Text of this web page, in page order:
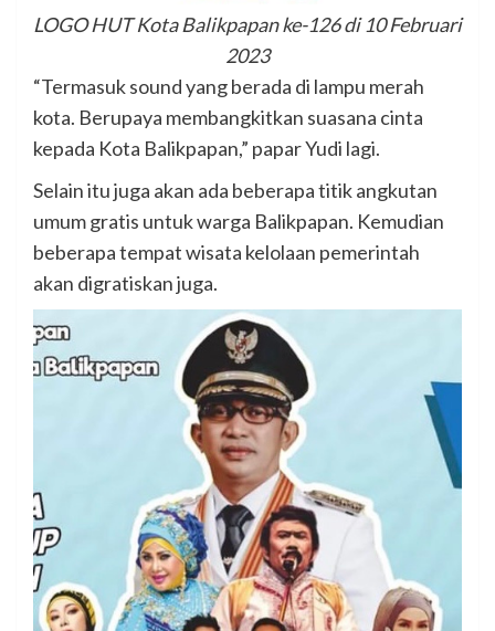
LOGO HUT Kota Balikpapan ke-126 di 10 Februari
2023
“Termasuk sound yang berada di lampu merah
kota. Berupaya membangkitkan suasana cinta
kepada Kota Balikpapan,” papar Yudi lagi.
Selain itu juga akan ada beberapa titik angkutan
umum gratis untuk warga Balikpapan. Kemudian
beberapa tempat wisata kelolaan pemerintah
akan digratiskan juga.